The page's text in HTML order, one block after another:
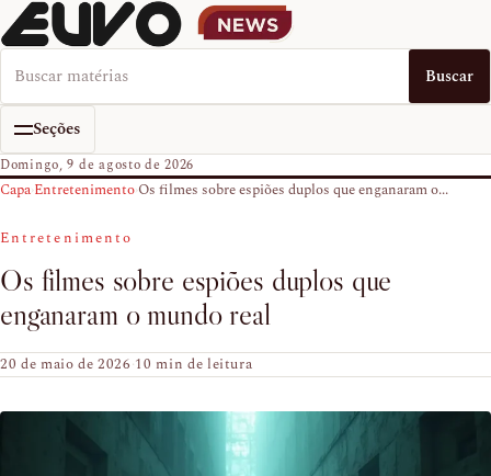
Buscar no EUVO News Buscar
Seções
Domingo, 9 de agosto de 2026
Capa›Entretenimento›Os filmes sobre espiões duplos que enganaram o...
Entretenimento
Os filmes sobre espiões duplos que
enganaram o mundo real
20 de maio de 2026·10 min de leitura